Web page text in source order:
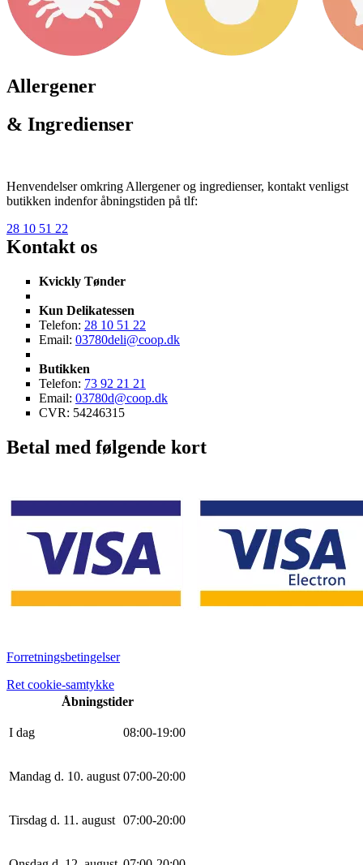
Allergener
& Ingredienser
Henvendelser omkring Allergener og ingredienser, kontakt venligst
butikken indenfor åbningstiden på tlf:
28 10 51 22
Kontakt os
Kvickly Tønder
Kun Delikatessen
Telefon: 28 10 51 22
Email: 03780deli@coop.dk
Butikken
Telefon: 73 92 21 21
Email: 03780d@coop.dk
CVR: 54246315
Betal med følgende kort
Forretningsbetingelser
Ret cookie-samtykke
Åbningstider
I dag 08:00-19:00
Mandag d. 10. august 07:00-20:00
Tirsdag d. 11. august 07:00-20:00